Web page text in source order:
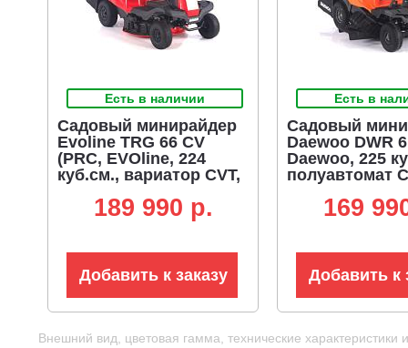
Есть в наличии
Садовый минирайдер
Evoline TRG 66 CV
(PRC, EVOline, 224
куб.см., вариатор CVT,
ширина кошения 66
189 990 p.
Добавить к заказу
Есть в
Садовый
Daewoo DWR
Daewoo, 225
полуавтомат
ширина
см., 3 в 1, 127
169
Добавить к
Внешний вид, цветовая гамма, технические